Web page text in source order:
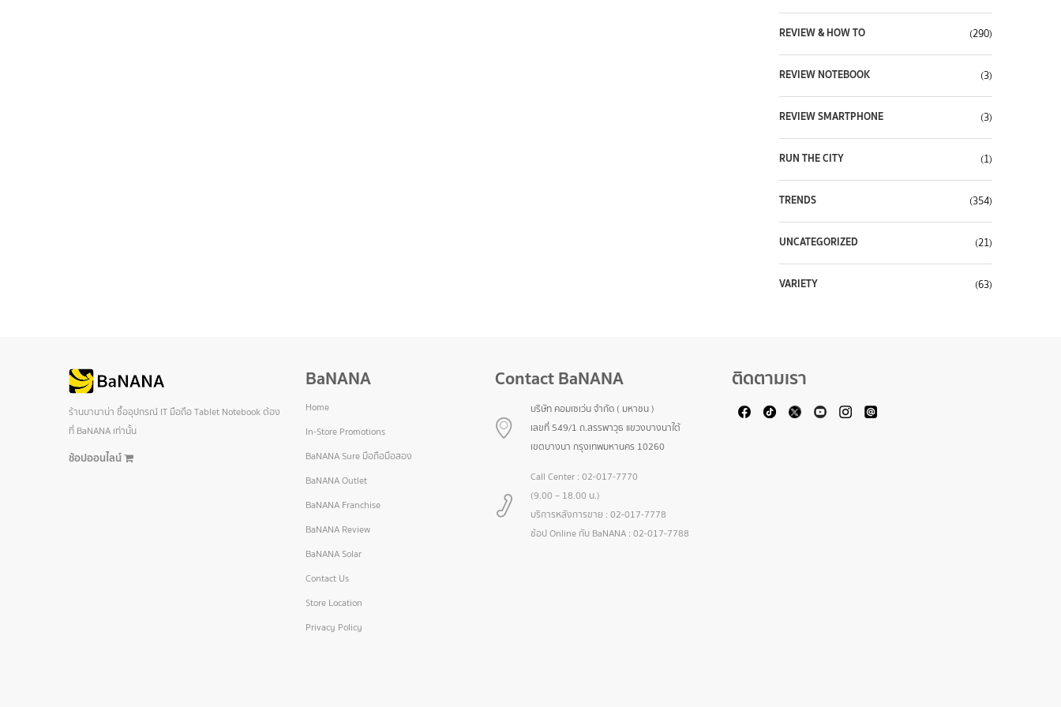
REVIEW & HOW TO (290)
REVIEW NOTEBOOK (3)
REVIEW SMARTPHONE (3)
RUN THE CITY (1)
TRENDS (354)
UNCATEGORIZED (21)
VARIETY (63)
ร้านบานาน่า ซื้ออุปกรณ์ IT มือถือ Tablet Notebook ต้อง
ที่ BaNANA เท่านั้น
ช้อปออนไลน์
BaNANA
Home
In-Store Promotions
BaNANA Sure มือถือมือสอง
BaNANA Outlet
BaNANA Franchise
BaNANA Review
BaNANA Solar
Contact Us
Store Location
Privacy Policy
Contact BaNANA
บริษัท คอมเซเว่น จำกัด ( มหาชน )
เลขที่ 549/1 ถ.สรรพาวุธ แขวงบางนาใต้
เขตบางนา กรุงเทพมหานคร 10260
Call Center : 02-017-7770
(9.00 – 18.00 น.)
บริการหลังการขาย : 02-017-7778
ช้อป Online กับ BaNANA : 02-017-7788
ติดตามเรา